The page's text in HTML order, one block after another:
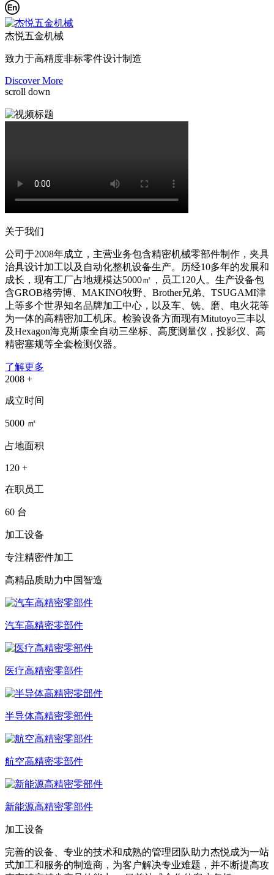
杰悦五金机械
致力于高精度非标零件设计制造
Discover More
scroll down
关于我们
公司于2008年成立，主营业务包含精密机械零部件制作，夹具
治具设计加工以及自动化整机设备生产。历经10多年的发展和
成长，现有工厂占地规模达5000㎡，员工120人。生产设备包
含GROB格劳博、MAKINO牧野、Brother兄弟、TSUGAMI津
上等多个世界知名品牌加工中心，以及车、铣、磨、电火花等
为一体的高精密加工机床。检验设备方面现有Mitutoyo三丰以
及Hexagon海克斯康全自动三坐标、高度测量仪，投影仪、高
精密塞规等全套检测仪器。
了解更多
2008 +
成立时间
5000 ㎡
占地面积
120 +
在职员工
60 台
加工设备
专注精密件加工
高精品质助力中国智造
汽车高精密零部件
医疗高精密零部件
半导体高精密零部件
航空高精密零部件
新能源高精密零部件
加工设备
完善的设备、专业的技术和成熟的管理团队助力杰悦成为一站
式加工和服务的制造商，为客户解决专业难题，并不断提高攻